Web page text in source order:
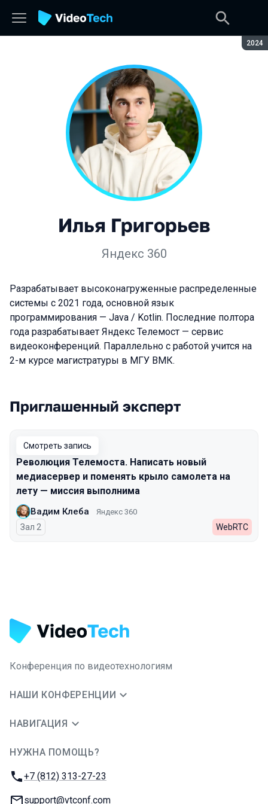
2024
Илья Григорьев
Яндекс 360
Разрабатывает высоконагруженные распределенные
системы с 2021 года, основной язык
программирования — Java / Kotlin. Последние полтора
года разрабатывает Яндекс Телемост — сервис
видеоконференций. Параллельно с работой учится на
2-м курсе магистратуры в МГУ ВМК.
Выступления в сезоне 2024
Приглашенный эксперт
Смотреть запись
Революция Телемоста. Написать новый
медиасервер и поменять крыло самолета на
лету — миссия выполнима
Вадим Клеба Яндекс 360
Зал 2 WebRTC
Конференция по видеотехнологиям
НАШИ КОНФЕРЕНЦИИ
НАВИГАЦИЯ
НУЖНА ПОМОЩЬ?
Телефон:
+7 (812) 313-27-23
E-mail:
support@vtconf.com